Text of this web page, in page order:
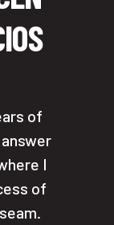
of
I
of